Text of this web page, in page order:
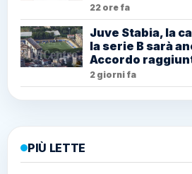
22 ore fa
Juve Stabia, la
la serie B sarà
Accordo
2 giorni fa
PIÙ LETTE